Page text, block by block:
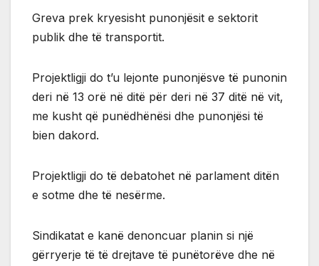
Greva prek kryesisht punonjësit e sektorit
publik dhe të transportit.
Projektligji do t’u lejonte punonjësve të punonin
deri në 13 orë në ditë për deri në 37 ditë në vit,
me kusht që punëdhënësi dhe punonjësi të
bien dakord.
Projektligji do të debatohet në parlament ditën
e sotme dhe të nesërme.
Sindikatat e kanë denoncuar planin si një
gërryerje të të drejtave të punëtorëve dhe në